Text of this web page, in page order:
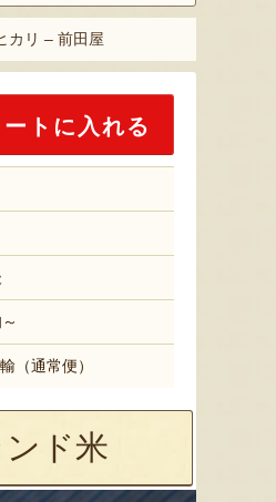
カリ – 前田屋
トに入れる
（通常便）
ド米